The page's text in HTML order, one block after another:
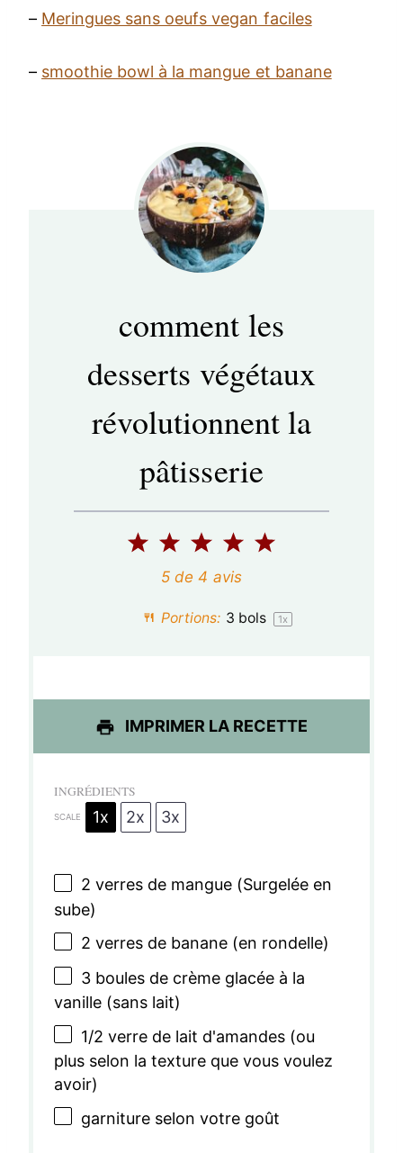
– Meringues sans oeufs vegan faciles
– smoothie bowl à la mangue et banane
comment les
desserts végétaux
révolutionnent la
pâtisserie
5
t
4
t
3
é
t
2
é
t
1
t
5 de4 avis
Portions: 3 bols 1x
IMPRIMER LA RECETTE
INGRÉDIENTS
SCALE 1x 2x 3x
2 verres de mangue (Surgelée en
sube)
2 verres de banane (en rondelle)
3boules de crème glacée à la
vanille (sans lait)
1/2 verre de lait d'amandes (ou
plus selon la texture que vous voulez
avoir)
garniture selon votre goût